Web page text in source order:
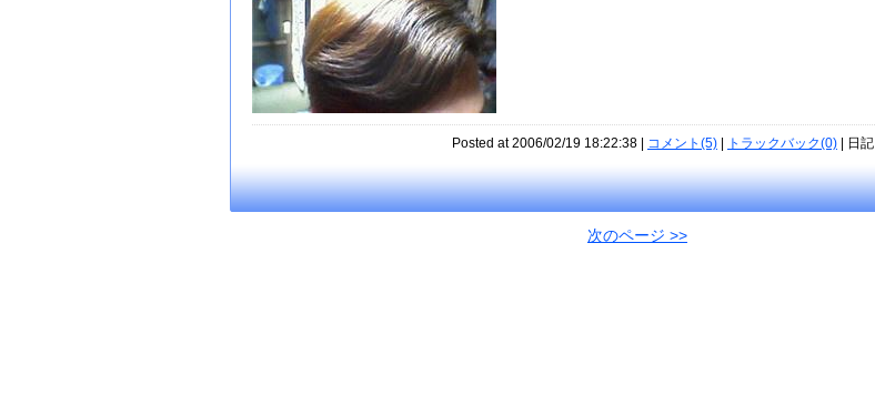
Posted at 2006/02/19 18:22:38 | コメント(5) | トラックバック(0) | 日記
次のページ >>